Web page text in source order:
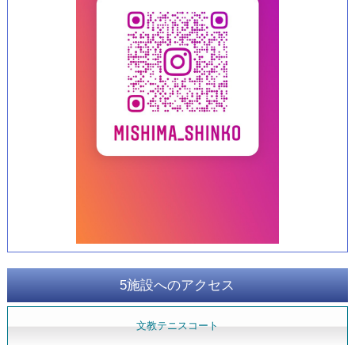
5施設へのアクセス
文教テニスコート